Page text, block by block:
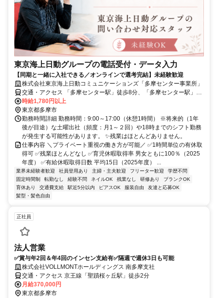
東京海上日動グループの電話受付・データ入力
【同期と一緒に入社できる／オンラインで選考完結】未経験歓迎
株式会社東京海上日動コミュニケーションズ「多摩センター事業所」
交通・アクセス 「多摩センター駅」徒歩8分、「多摩センター駅」徒
歩5分（京王・小田急線「多摩センター駅」徒歩8分、多摩モノレール
「多摩センター駅」徒歩5分）
時給1,780円以上
東京都多摩市
勤務時間詳細 勤務時間：9:00～17:00（休憩1時間） ※将来的（1年
後が目途）な土曜出社（頻度：月1～２回）や18時までのシフト勤務
が発生する可能性があります。 ✨残業はほとんどありません。
仕事内容 ＼プライベート重視の働き方が可能／ ✅1時間単位の有休取
得可 ✅残業ほとんどなし ✅育児休暇取得率 男女ともに100％（2025
年度） ✅有給休暇取得日数 平均15日（2025年度） ...
業界未経験者歓迎 社員登用あり 主婦・主夫歓迎 フリーター歓迎
学歴不問
固定時間制
転勤なし 経験不問 ネイルOK 残業なし 研修あり
ブランクOK
育休あり
交通費支給 駅近5分以内 ピアスOK 服装自由
友達と応募OK
髪型・髪色自由
正社員
法人営業
✅賞与年2回＆年4回のインセン支給有✅隔週で週休3日も可能
株式会社VOLLMONTホールディングス 南多摩支社
交通・アクセス 京王線「聖蹟桜ヶ丘駅」徒歩2分
月給370,000円
東京都多摩市